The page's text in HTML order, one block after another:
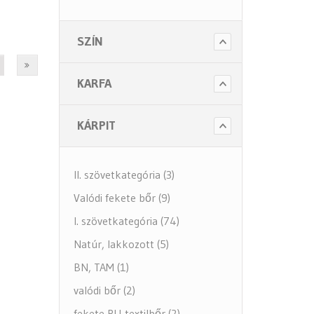
- Nagy teherbírású székek
Higiénia (14 alkategória)
SZÍN
KARFA
KÁRPIT
II. szövetkategória (3)
Valódi fekete bőr (9)
I. szövetkategória (74)
Natúr, lakkozott (5)
BN, TAM (1)
valódi bőr (2)